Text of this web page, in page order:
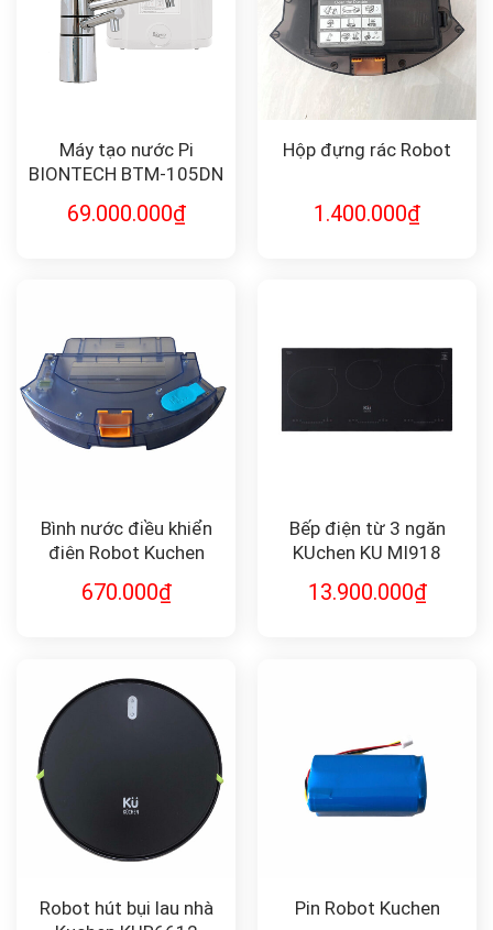
Máy tạo nước Pi
BIONTECH BTM-105DN
69.000.000₫
Hộp đựng rác Robot
1.400.000₫
Bình nước điều khiển
điện Robot Kuchen
670.000₫
Bếp điện từ 3 ngăn
KUchen KU MI918
13.900.000₫
Robot hút bụi lau nhà
Pin Robot Kuchen